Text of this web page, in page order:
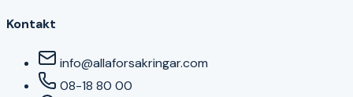
Kontakt
info@allaforsakringar.com
08-18 80 00